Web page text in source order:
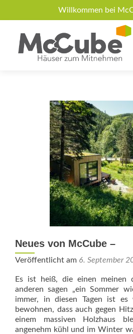
Willkommen bei
Über McCube Modelle News
Neues von McCube –
Veröffentlicht am 6. September
Es ist heiß, die einen meinen
anderen sagen „ein Sommer
immer, in diesen Tagen ist
bewohnen, dass auch gegen
einem massiven Holzhaus
angenehm kühl und im Winter